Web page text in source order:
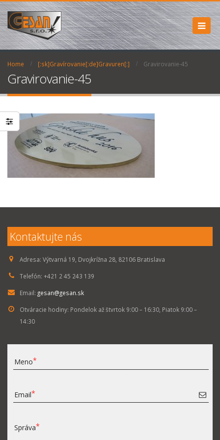
Home [:sk]Gravírovanie[:de]Gravuren[:] Gravirovanie-45
Gravirovanie-45
Kontaktujte nás
Adresa: Výtvarná 19, Dvojkrížna 28, 82106 Bratislava
Telefón: +421 2 45 243 139
Email: gesan@gesan.sk
Otváracie hodiny: Pondelok až štvrtok 9:00 – 16:30, Piatok 9:00 –
14:30
Meno
Email
Správa